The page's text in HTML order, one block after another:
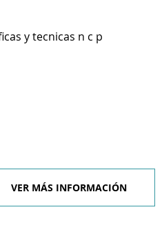
y tecnicas n c p
VER MÁS INFORMACIÓN